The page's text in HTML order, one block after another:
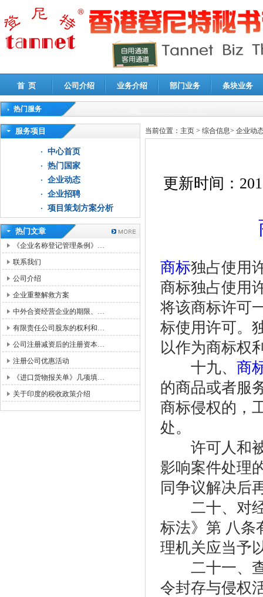
首 页 公司介绍 业务介绍 部门业务 条块业务
热门服务
高新技术企业认定审计|企业所得税汇算清缴申报鉴证
服务项目
中心首页
热门国家
企业动态
企业招聘
项目策划方案分析
热门文章
《企业名称登记管理条例》…
联系我们
公司介绍
企业重整解救方案
中外合资经营企业的期限、…
有限责任公司股东的权利和…
公司注册减资后的注册资本…
注册公司优惠活动
《进口货物报关单》几项填…
关于印度的税收政策介绍
当前位置： 主页 > 综合信息> 企业动
更新时间：
商标独占使用
商标独占使用
将该商标许可
标使用许可。
以作为商标权
十九、 商
的商品或者服
商标侵权的，
处。
许可人和被
影响案件处理
同争议解决后
二十、对经
标法》第 八条
理机关应当予
二十一、查
令封存与侵权